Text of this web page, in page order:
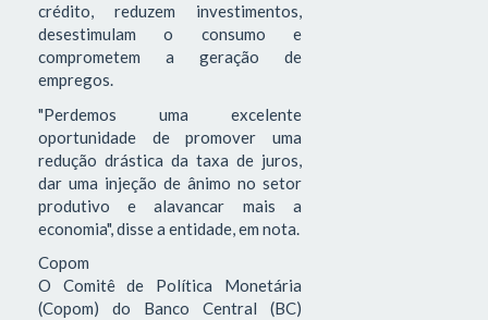
crédito, reduzem investimentos,
desestimulam o consumo e
comprometem a geração de
empregos.
"Perdemos uma excelente
oportunidade de promover uma
redução drástica da taxa de juros,
dar uma injeção de ânimo no setor
produtivo e alavancar mais a
economia", disse a entidade, em nota.
Copom
O Comitê de Política Monetária
(Copom) do Banco Central (BC)